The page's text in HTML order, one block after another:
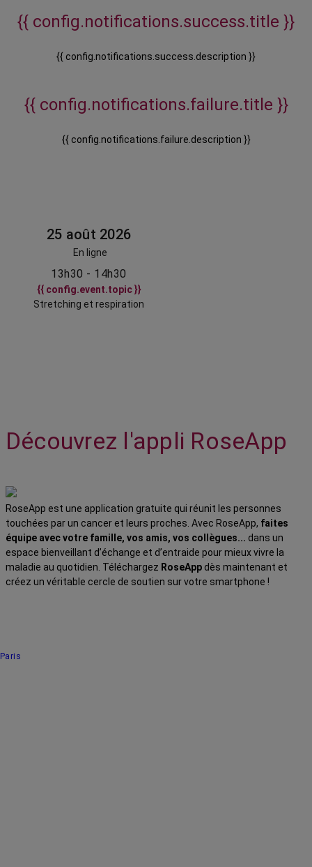
{{ config.notifications.success.title }}
{{ config.notifications.success.description }}
{{ config.notifications.failure.title }}
{{ config.notifications.failure.description }}
25 août 2026
En ligne
13h30 - 14h30
{{ config.event.topic }}
Stretching et respiration
Découvrez l'appli RoseApp
RoseApp est une application gratuite qui réunit les personnes
touchées par un cancer et leurs proches. Avec RoseApp, faites
équipe avec votre famille, vos amis, vos collègues... dans un
espace bienveillant d’échange et d’entraide pour mieux vivre la
maladie au quotidien. Téléchargez RoseApp dès maintenant et
créez un véritable cercle de soutien sur votre smartphone !
Paris